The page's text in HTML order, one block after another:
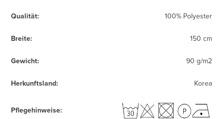
Qualität: 100% Polyester
Breite: 150 cm
Gewicht: 90 g/m2
Herkunftsland: Korea
Pflegehinweise: